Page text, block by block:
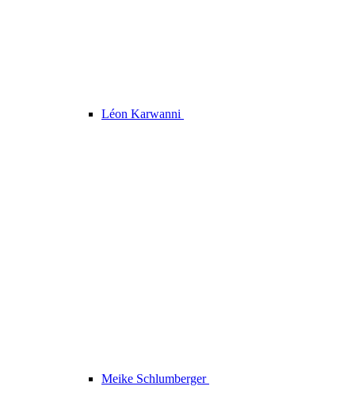
Léon Karwanni
Meike Schlumberger